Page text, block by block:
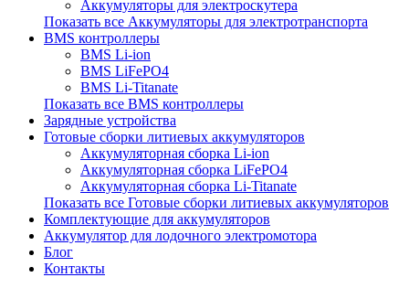
Аккумуляторы для электроскутера
Показать все Аккумуляторы для электротранспорта
BMS контроллеры
BMS Li-ion
BMS LiFePO4
BMS Li-Titanate
Показать все BMS контроллеры
Зарядные устройства
Готовые сборки литиевых аккумуляторов
Аккумуляторная сборка Li-ion
Аккумуляторная сборка LiFePO4
Аккумуляторная сборка Li-Titanate
Показать все Готовые сборки литиевых аккумуляторов
Комплектующие для аккумуляторов
Аккумулятор для лодочного электромотора
Блог
Контакты